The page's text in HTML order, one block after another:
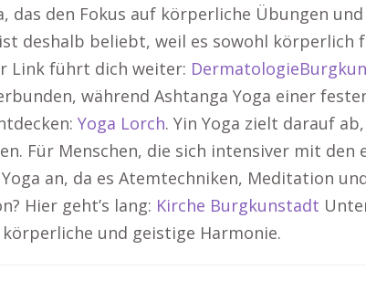
das den Fokus auf körperliche Übungen
deshalb beliebt, weil es sowohl
Link führt dich weiter:
während Ashtanga Yoga einer
Yoga Lorch. Yin Yoga zielt darauf
Für Menschen, die sich intensiver mit den
an, da es Atemtechniken, Meditation
Hier geht’s lang: Kirche Burgkunstadt
und geistige Harmonie.